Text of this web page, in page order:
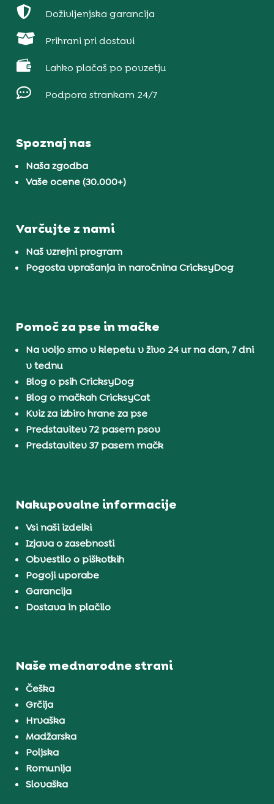
 Doživljenjska garancija
 Prihrani pri dostavi
 Lahko plačaš po povzetju
 Podpora strankam 24/7
Spoznaj nas
Naša zgodba
Vaše ocene (30.000+)
Varčujte z nami
Naš vzrejni program
Pogosta vprašanja in naročnina CricksyDog
Pomoč za pse in mačke
Na voljo smo v klepetu v živo 24 ur na dan, 7 dni
v tednu
Blog o psih CricksyDog
Blog o mačkah CricksyCat
Kviz za izbiro hrane za pse
Predstavitev 72 pasem psov
Predstavitev 37 pasem mačk
Nakupovalne informacije
Vsi naši izdelki
Izjava o zasebnosti
Obvestilo o piškotkih
Pogoji uporabe
Garancija
Dostava in plačilo
Naše mednarodne strani
Češka
Grčija
Hrvaška
Madžarska
Poljska
Romunija
Slovaška